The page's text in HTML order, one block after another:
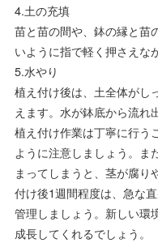
4.土の充填
苗と苗の間や、鉢の縁と苗
いように指で軽く押さえな
5.水やり
植え付け後は、土全体がし
えます。水が鉢底から流れ
植え付け作業は丁寧に行う
ように注意しましょう。ま
まってしまうと、茎が腐り
付け後1週間程度は、急な
管理しましょう。新しい環
成長してくれるでしょう。